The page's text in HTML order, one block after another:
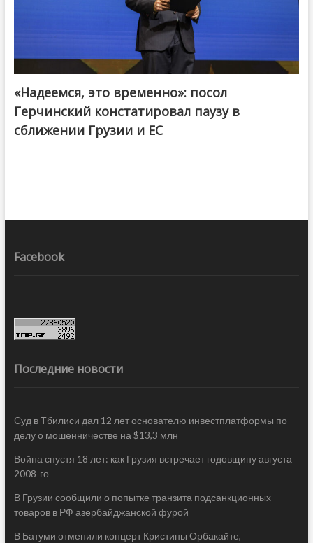
«Надеемся, это временно»: посол
Герчинский констатировал паузу в
сближении Грузии и ЕС
Facebook
Последние новости
Суд в Тбилиси дал 12 лет основателю инвестплатформы по
делу о мошенничестве на $13,3 млн
Война спустя 18 лет: как Грузия встречает годовщину августа
2008-го
В Грузии сообщили о попытке транзита подсанкционных
товаров в РФ азербайджанской фурой
В Батуми отменили концерт Кристины Орбакайте,